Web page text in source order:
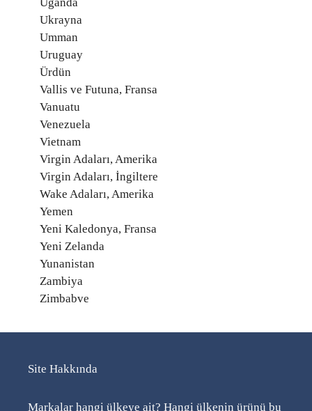
Ukrayna
Umman
Uruguay
Ürdün
Vallis ve Futuna, Fransa
Vanuatu
Venezuela
Vietnam
Virgin Adaları, Amerika
Virgin Adaları, İngiltere
Wake Adaları, Amerika
Yemen
Yeni Kaledonya, Fransa
Yeni Zelanda
Yunanistan
Zambiya
Zimbabve
Site Hakkında
Markalar hangi ülkeye ait? Hangi ülkenin ürünü bu